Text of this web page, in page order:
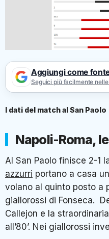
Aggiungi come
Seguici più facilmente
I dati del match al San Paolo
Napoli-Roma,
Al San Paolo finisce 2-1
azzurri portano a casa
volano al quinto posto a
giallorossi di Fonseca.
Callejon e la
all’80’. Nei giallorossi